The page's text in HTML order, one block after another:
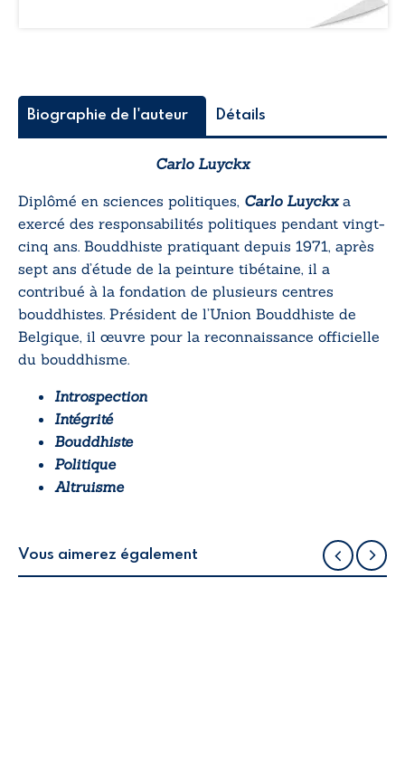
Biographie de l'auteur Détails
Carlo Luyckx
Diplômé en sciences politiques, Carlo Luyckxa
exercé des responsabilités politiques pendant vingt-
cinq ans. Bouddhiste pratiquant depuis 1971, après
sept ans d’étude de la peinture tibétaine, il a
contribué à la fondation de plusieurs centres
bouddhistes. Président de l’Union Bouddhiste de
Belgique, il œuvre pour la reconnaissance officielle
du bouddhisme.
Introspection
Intégrité
Bouddhiste
Politique
Altruisme
Vous aimerez également